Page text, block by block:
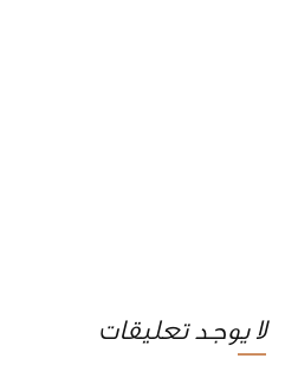
لا يوجد تعليقات